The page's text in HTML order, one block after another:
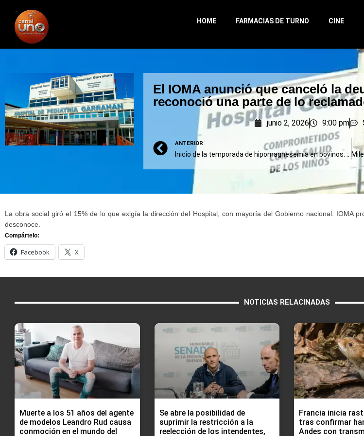
HOME FARMACIAS DE TURNO CINE
El IOMA anunció que canceló la
reconoció una parte de lo
junio 2, 2026 9:00 pm
ANTERIOR
La obra social giró el 15% de lo que exigía la dirección del Hospital, con mayoría del Gobierno nacional. IOMA
desconoce.
Compártelo:
Facebook X
NOTICIAS RELACINADAS
Muerte a los 51 años del agente
de modelos Leandro Rud causa
conmoción en el mundo del
Se abre la posibilidad de
suprimir la restricción a la
reelección de los intendentes,
Francia inicia
tras confirmar
Andes con